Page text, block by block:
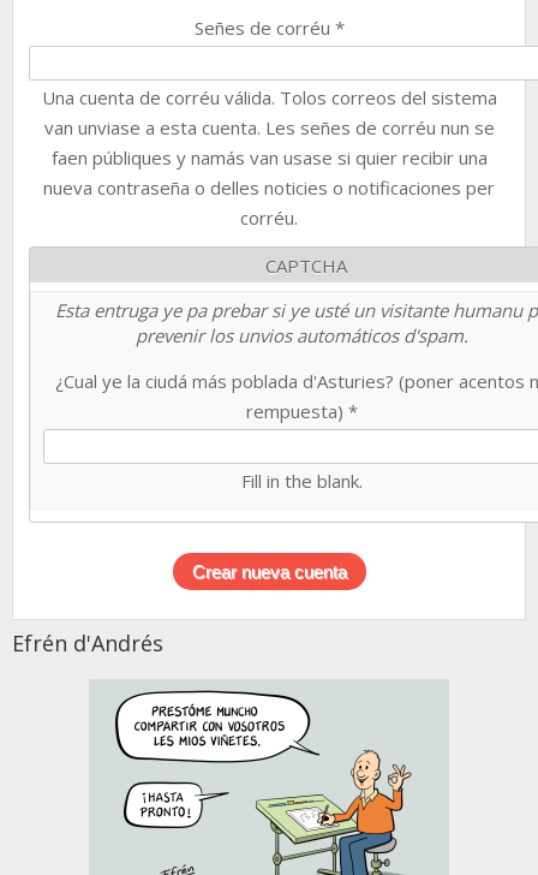
Señes de corréu *
Una cuenta de corréu válida. Tolos correos del sistema
van unviase a esta cuenta. Les señes de corréu nun se
faen públiques y namás van usase si quier recibir una
nueva contraseña o delles noticies o notificaciones per
corréu.
CAPTCHA
Esta entruga ye pa prebar si ye usté un visitante humanu
prevenir los unvios automáticos d'spam.
¿Cual ye la ciudá más poblada d'Asturies? (poner acentos
rempuesta) *
Fill in the blank.
Efrén d'Andrés